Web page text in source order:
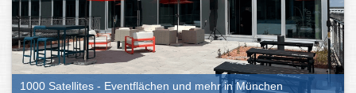
1000 Satellites - Eventflächen und mehr in München